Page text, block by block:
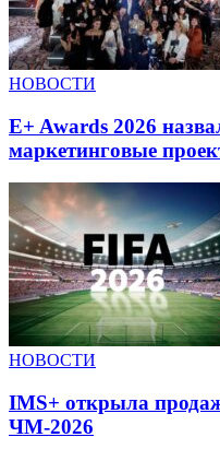
НОВОСТИ
E+ Awards 2026
маркетинговые
НОВОСТИ
IMS+ открыла
ЧМ-2026